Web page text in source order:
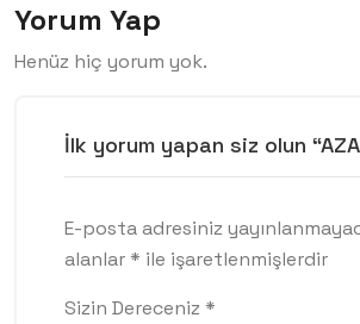
Yorum Yap
Henüz hiç yorum yok.
İlk yorum yapan siz olun
E-posta adresiniz
alanlar* ile işaretlenmişlerdir
Sizin Dereceniz *